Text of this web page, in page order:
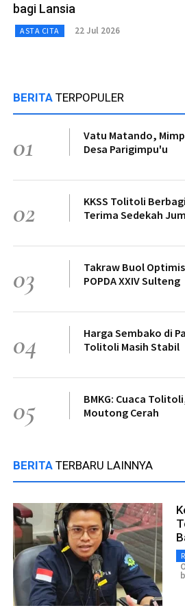
bagi Lansia
ASTA CITA 22 Jul 2026
BERITA TERPOPULER
01
Vatu Matando,
Desa Parigimpu'u
02
KKSS Tolitoli
Terima Sedekah
03
Takraw Buol
POPDA XXIV Sulteng
04
Harga Sembako di
Tolitoli Masih Stabil
05
BMKG: Cuaca
Moutong Cerah
BERITA TERBARU LAINNYA